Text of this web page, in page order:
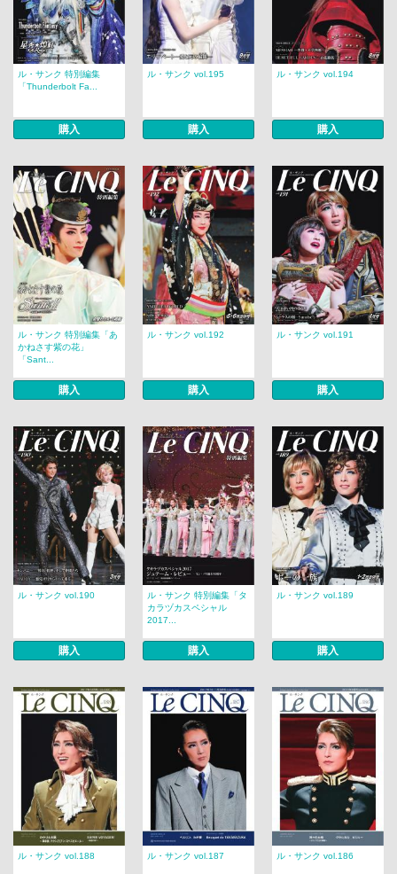
ル・サンク 特別編集
「Thunderbolt Fa...
購入
ル・サンク vol.195
購入
ル・サンク vol.194
購入
ル・サンク 特別編集「あ
かねさす紫の花」
「Sant...
購入
ル・サンク vol.192
購入
ル・サンク vol.191
購入
ル・サンク vol.190
購入
ル・サンク 特別編集「タ
カラヅカスペシャル
2017...
購入
ル・サンク vol.189
購入
ル・サンク vol.188 ル・サンク vol.187 ル・サンク vol.186